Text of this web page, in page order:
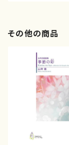
その他の商品